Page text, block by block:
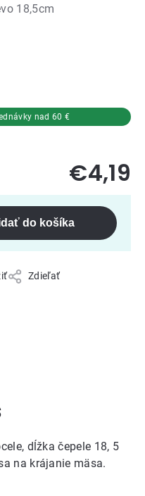
do košíka
18,5cm
Zdieľať
nad 60 €
€4,19
dĺžka čepele 18, 5
na krájanie mäsa.